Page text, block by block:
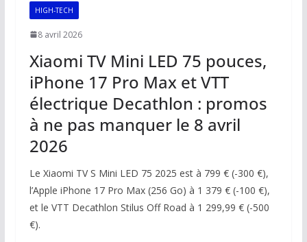
HIGH-TECH
8 avril 2026
Xiaomi TV Mini LED 75 pouces,
iPhone 17 Pro Max et VTT
électrique Decathlon : promos
à ne pas manquer le 8 avril
2026
Le Xiaomi TV S Mini LED 75 2025 est à 799 € (-300 €),
l’Apple iPhone 17 Pro Max (256 Go) à 1 379 € (-100 €),
et le VTT Decathlon Stilus Off Road à 1 299,99 € (-500
€).